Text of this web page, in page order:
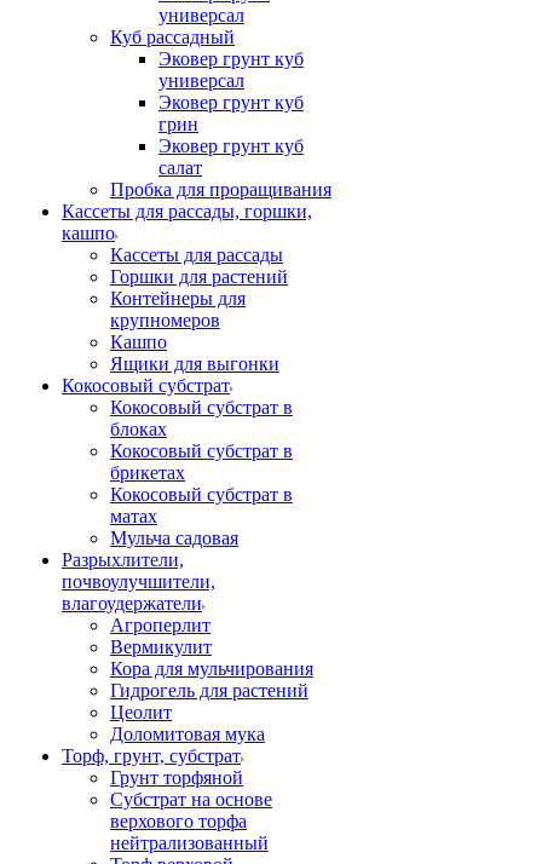
универсал
Куб рассадный
Эковер грунт куб
универсал
Эковер грунт куб
грин
Эковер грунт куб
салат
Пробка для проращивания
Кассеты для рассады, горшки,
кашпо
Кассеты для рассады
Горшки для растений
Контейнеры для
крупномеров
Кашпо
Ящики для выгонки
Кокосовый субстрат
Кокосовый субстрат в
блоках
Кокосовый субстрат в
брикетах
Кокосовый субстрат в
матах
Мульча садовая
Разрыхлители,
почвоулучшители,
влагоудержатели
Агроперлит
Вермикулит
Кора для мульчирования
Гидрогель для растений
Цеолит
Доломитовая мука
Торф, грунт, субстрат
Грунт торфяной
Субстрат на основе
верхового торфа
нейтрализованный